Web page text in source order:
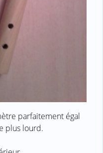
parfaitement égal
plus lourd.